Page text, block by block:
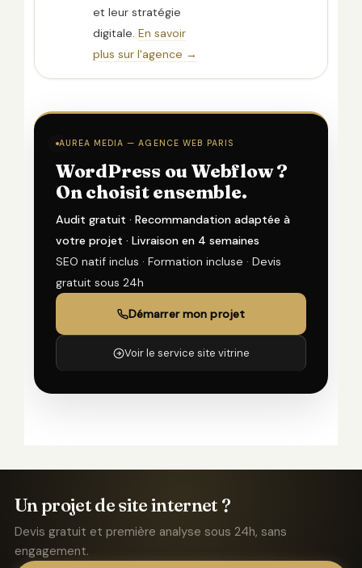
et leur stratégie
digitale. En savoir
plus sur l'agence →
AUREA MEDIA — AGENCE WEB PARIS
WordPress ou Webflow ?
On choisit ensemble.
Audit gratuit · Recommandation adaptée à
votre projet · Livraison en 4 semaines
SEO natif inclus · Formation incluse · Devis
gratuit sous 24h
Démarrer mon projet
Voir le service site vitrine
Un projet de site internet ?
Devis gratuit et première analyse sous 24h, sans
engagement.